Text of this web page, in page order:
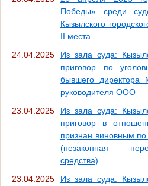
Победы» среди
Кызылского
II места
24.04.2025
Из зала суда:
приговор по
бывшего директора
руководителя ООО
23.04.2025
Из зала суда:
приговор в
признан виновным
(незаконная
средства)
23.04.2025
Из зала суда: